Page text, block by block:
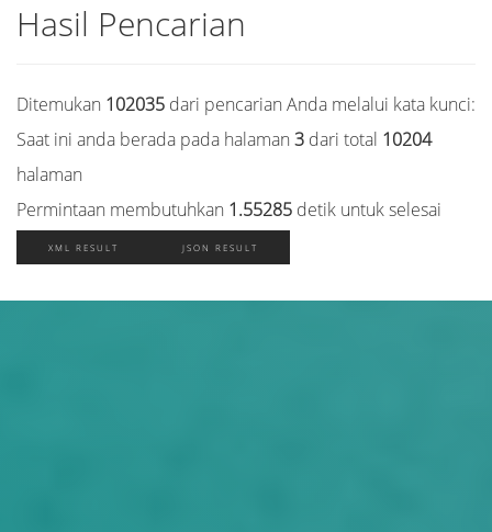
Hasil Pencarian
Ditemukan 102035 dari pencarian Anda melalui kata kunci:
Saat ini anda berada pada halaman 3 dari total 10204
halaman
Permintaan membutuhkan 1.55285 detik untuk selesai
XML RESULT JSON RESULT